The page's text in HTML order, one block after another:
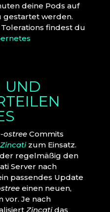
deine Pods auf
gestartet werden.
findest du
UND
ostreeCommits
Zincati zum Einsatz.
regelmäßig den
Server nach
passendes Update
einen neuen,
vor. Je nach
Zincatidas